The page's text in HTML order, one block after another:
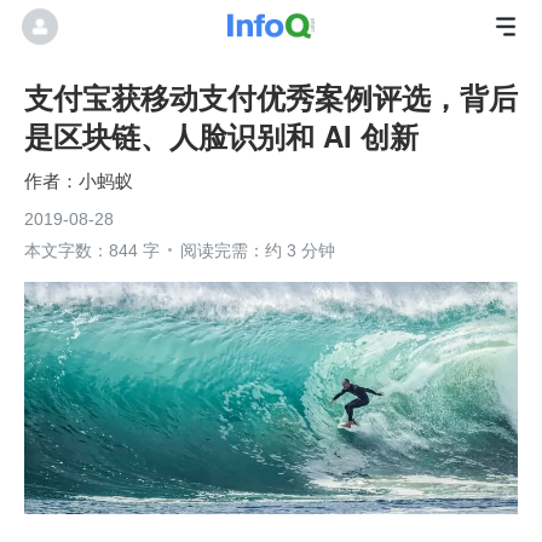
支付宝获移动支付优秀案例评选，背后
是区块链、人脸识别和 AI 创新
小蚂蚁
2019-08-28
本文字数：844 字
阅读完需：约 3 分钟